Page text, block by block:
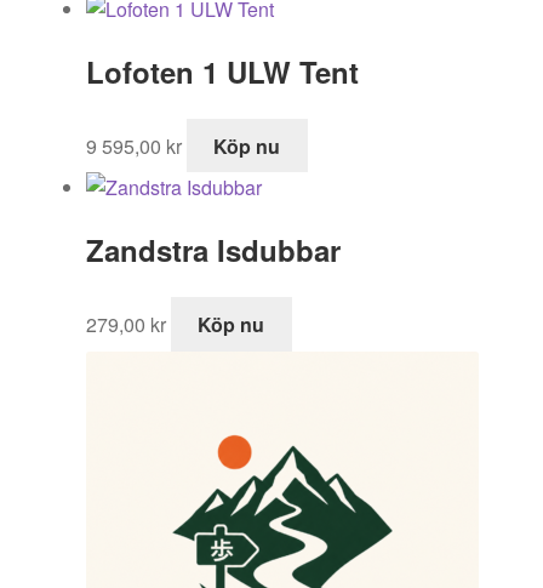
Lofoten 1 ULW Tent
9 595,00 kr Köp nu
Zandstra Isdubbar
279,00 kr Köp nu